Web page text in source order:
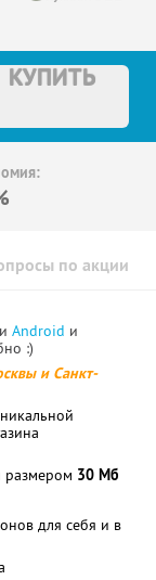
КУПИТЬ
по акции
Android и
:)
и Санкт-
размером 30 Мб
для себя и в